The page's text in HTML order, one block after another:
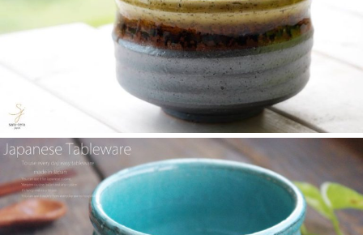
のお店 らいすぼーる 小牧店が紹介されました。
≪テレビで紹介されました≫ 2024年2月29日 中京テレビ キャッ
チ！『名鉄小牧線ぶらり旅～味岡駅編～』で 白いごはん器のお
店 らいすぼーる 小牧店が紹介されました。
2025/2/5
らいすぼ～るのYouTube公式チャンネルがスタートしました！ぜ
ひご覧ください。チャンネル登録お願いします♪